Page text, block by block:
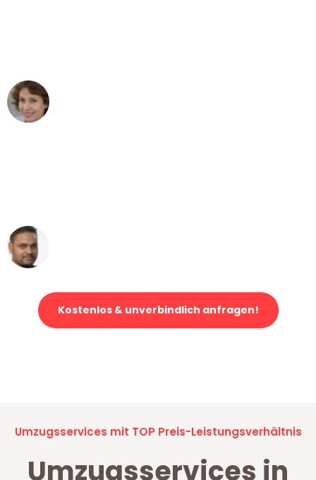
Kostenlos & unverbindlich anfragen!
Umzugsservices mit TOP Preis-Leistungsverhältnis
Umzugsservices in